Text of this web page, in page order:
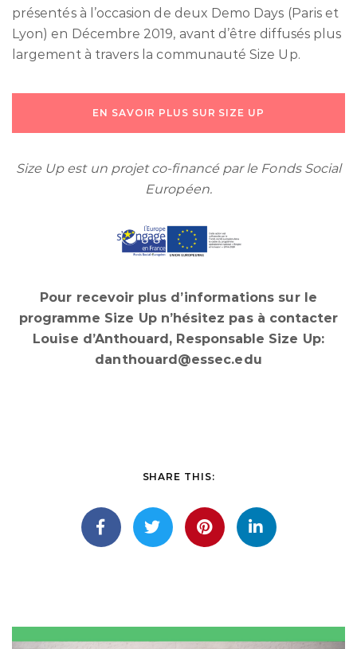
présentés à l’occasion de deux Demo Days (Paris et
Lyon) en Décembre 2019, avant d’être diffusés plus
largement à travers la communauté Size Up.
EN SAVOIR PLUS SUR SIZE UP
Size Up est un projet co-financé par le Fonds Social
Européen.
Pour recevoir plus d’informations sur le
programme Size Up n’hésitez pas à contacter
Louise d’Anthouard, Responsable Size Up:
danthouard@essec.edu
SHARE THIS: